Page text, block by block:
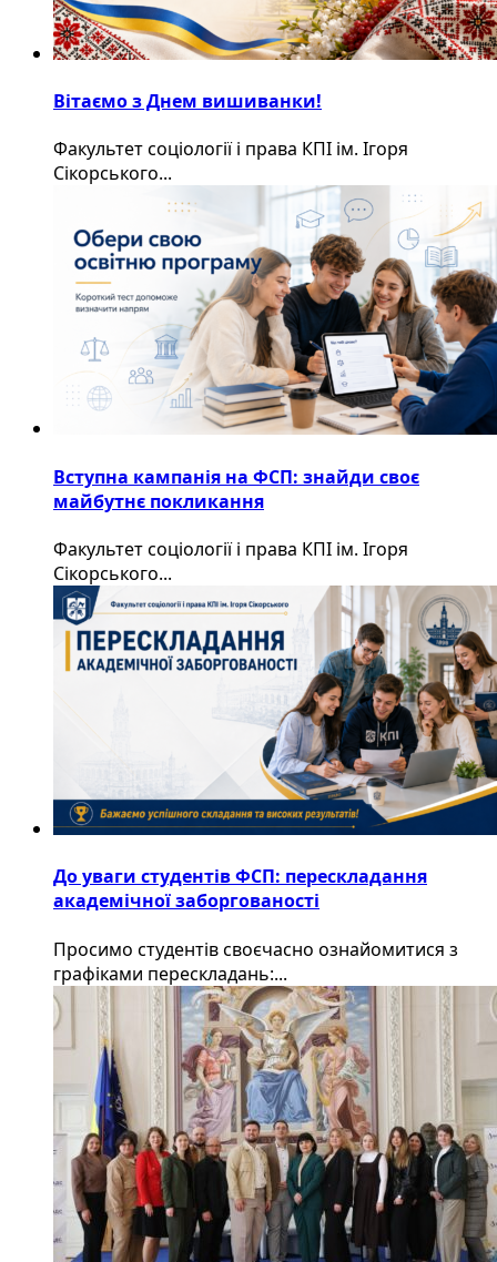
Вітаємо з Днем вишиванки!
Факультет соціології і права КПІ ім. Ігоря
Сікорського...
Вступна кампанія на ФСП: знайди своє
майбутнє покликання
Факультет соціології і права КПІ ім. Ігоря
Сікорського...
До уваги студентів ФСП: перескладання
академічної заборгованості
Просимо студентів своєчасно ознайомитися з
графіками перескладань:...